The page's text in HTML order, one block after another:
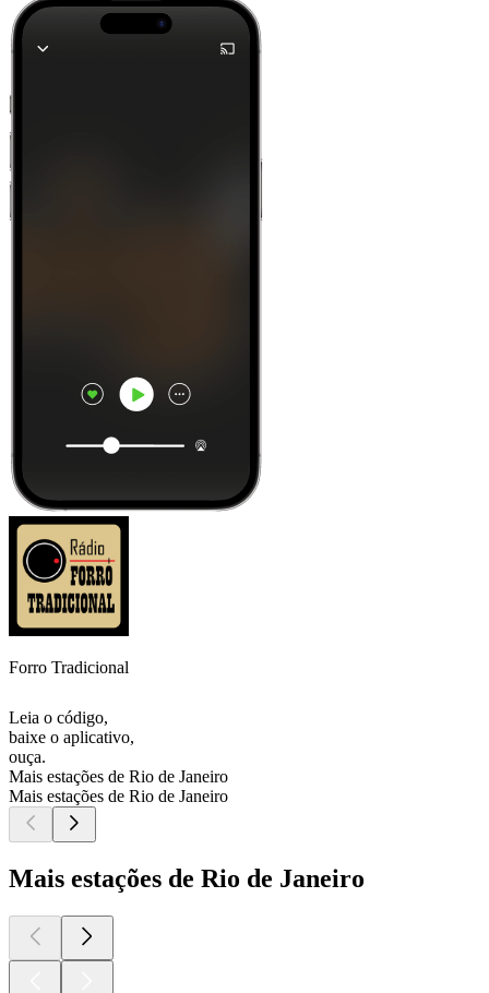
Forro Tradicional
Leia o código,
baixe o aplicativo,
ouça.
Mais estações de Rio de Janeiro
Mais estações de Rio de Janeiro
Mais estações de Rio de Janeiro